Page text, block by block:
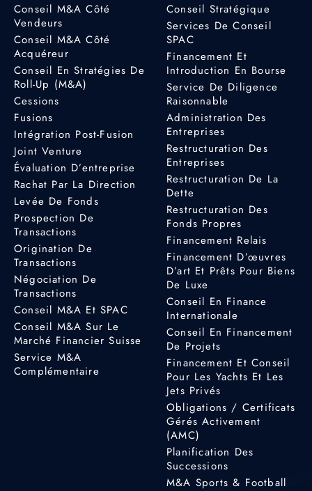
Conseil M&A Côté
Vendeurs
Conseil M&A Côté
Acquéreur
Conseil En Stratégies De
Roll-Up (M&A)
Cessions
Fusions
Intégration Post-Fusion
Joint Venture
Évaluation D’entreprise
Rachat Par La Direction
Levée De Fonds
Prospection De
Transactions
Origination De
Transactions
Négociation De
Transactions
Conseil M&A Et SPAC
Conseil M&A Sur Le
Marché Financier Suisse
Service M&A
Complémentaire
Conseil Stratégique
Services De Conseil
SPAC
Financement Et
Introduction En Bourse
Service De Diligence
Raisonnable
Administration Des
Entreprises
Restructuration Des
Entreprises
Restructuration De La
Dette
Restructuration Des
Fonds Propres
Financement Relais
Financement D’œuvres
D’art Et Prêts Pour Biens
De Luxe
Conseil En Finance
Internationale
Conseil En Financement
De Projets
Financement Et Conseil
Pour Les Yachts Et Les
Jets Privés
Obligations / Certificats
Gérés Activement
(AMC)
Planification Des
Successions
M&A Sports & Football